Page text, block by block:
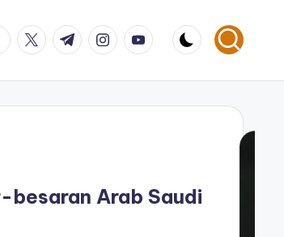
twitter.com
t.me instagram.com
youtube.com
besaran Arab Saudi